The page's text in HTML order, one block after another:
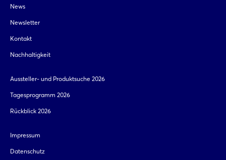
News
Newsletter
Kontakt
Nachhaltigkeit
Aussteller- und Produktsuche 2026
Tagesprogramm 2026
Rückblick 2026
Impressum
Datenschutz